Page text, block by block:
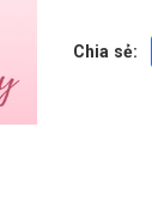
Chia sẻ: